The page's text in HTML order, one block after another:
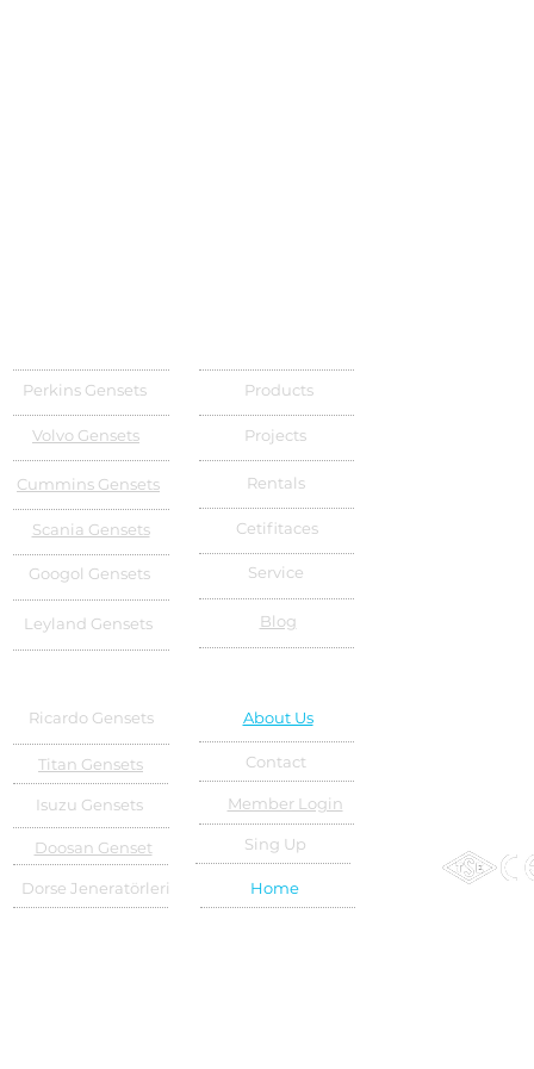
Perkins Gensets
Volvo Gensets
Cummins Gensets
Scania Gensets
Googol Gensets
Leyland Gensets
Products
Projects
Rentals
Cetifitaces
Service
Blog
Ricardo Gensets
Titan Gensets
Isuzu Gensets
Doosan Genset
Dorse Jeneratörleri
About Us
Contact
Member Login
Sing Up
Home